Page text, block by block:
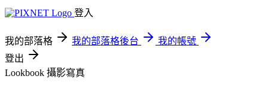
登入
我的部落格 我的部落格後台
我的帳號
登出
Lookbook 攝影寫真